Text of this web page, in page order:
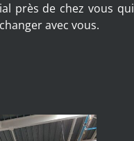
près de chez vous qui
avec vous.